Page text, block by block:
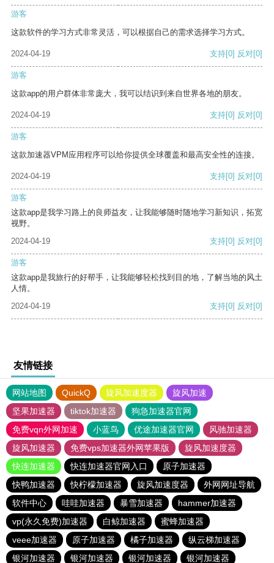
游客
这款软件的学习方式非常灵活，可以根据自己的需求选择学习方式。
2024-04-19 支持[0] 反对[0]
游客
这款app的用户群体非常庞大，我可以结识到来自世界各地的朋友。
2024-04-19 支持[0] 反对[0]
游客
这款加速器VPM应用程序可以给你提供全球覆盖和最高安全性的连接。
2024-04-19 支持[0] 反对[0]
游客
这款app是我学习路上的良师益友，让我能够随时随地学习新知识，拓宽
视野。
2024-04-19
支持[0] 反对[0]
游客
这款app是我旅行的好帮手，让我能够轻松找到目的地，了解当地的风土
人情。
2024-04-19
支持[0] 反对[0]
友情链接
网站地图 QuickQ 旋风加速度器
旋风加速
坚果加速器
tiktok加速器
狗急加速器官网
免费vqn外网加速
小蓝鸟 优途加速器官网
风驰加速器
旋风加速器
免费vps加速器外网苹果版
旋风加速度器
快连加速器
快连加速器官网入口
原子加速器
快鸭加速器
快柠檬加速器 旋风加速度器
外网网址导航
软件中心
哇哇加速器 暴雪加速器
hammer加速器
vp(永久免费)加速器
白鲸加速器
蜜蜂加速器
veee加速器
原子加速器 橘子加速器
纵云梯加速器
银河加速器
银河加速器 银河加速器 银河加速器